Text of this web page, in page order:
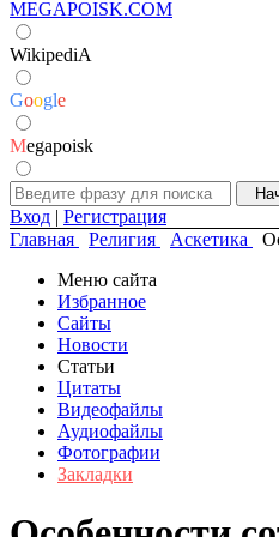
MEGAPOISK.COM
WikipediA
Google
Megapoisk
Вход | Регистрация
Главная
Религия Аскетика
Меню сайта
Избранное
Сайты
Новости
Статьи
Цитаты
Видеофайлы
Аудиофайлы
Фотографии
Закладки